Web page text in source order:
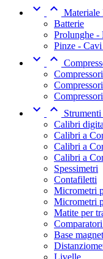
  Materiale
Batterie
Prolunghe -
Pinze -
 
 
Calibri
Calibri a
Calibri a
Calibri a
Spessimetri
Contafiletti
Micrometri
Micrometri
Matite per
Base
Livelle